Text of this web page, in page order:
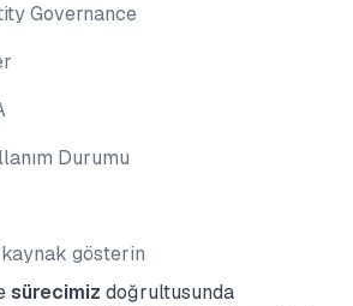
Governance
Durumu
kaynak gösterin
sürecimiz doğrultusunda